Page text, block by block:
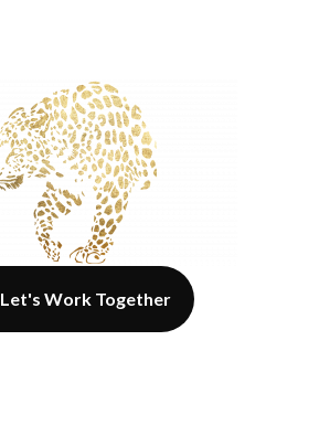
Let's Work Together